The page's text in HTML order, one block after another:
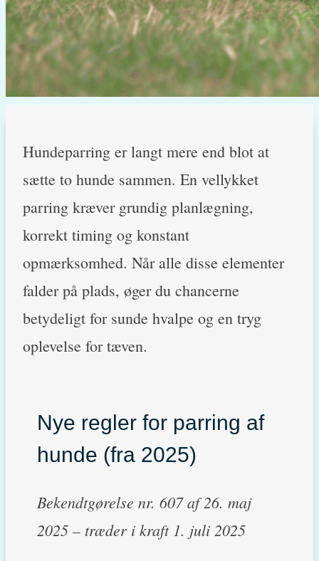
Hundeparring er langt mere end blot at
sætte to hunde sammen. En vellykket
parring kræver grundig planlægning,
korrekt timing og konstant
opmærksomhed. Når alle disse elementer
falder på plads, øger du chancerne
betydeligt for sunde hvalpe og en tryg
oplevelse for tæven.
Nye regler for parring af
hunde (fra 2025)
Bekendtgørelse nr. 607 af 26. maj
2025 – træder i kraft 1. juli 2025